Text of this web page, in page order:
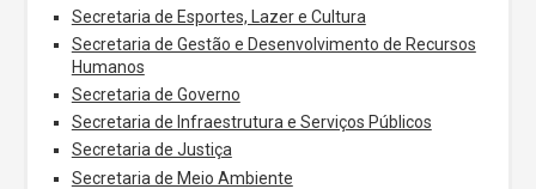
Secretaria de Esportes, Lazer e Cultura
Secretaria de Gestão e Desenvolvimento de Recursos
Humanos
Secretaria de Governo
Secretaria de Infraestrutura e Serviços Públicos
Secretaria de Justiça
Secretaria de Meio Ambiente